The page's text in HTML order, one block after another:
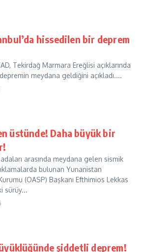
hissedilen bir deprem
Tekirdağ Marmara Ereğlisi açıklarında
meydana geldiğini açıkladı....
üstünde! Daha büyük bir
arasında meydana gelen sismik
bulunan Yunanistan
(OASP) Başkanı Efthimios Lekkas
sürüy...
şiddetli deprem!